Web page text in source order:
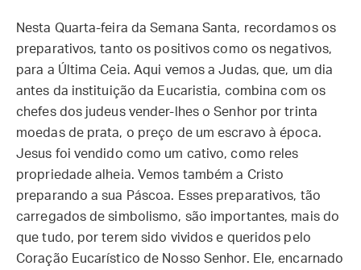
Nesta Quarta-feira da Semana Santa, recordamos os
preparativos, tanto os positivos como os negativos,
para a Última Ceia. Aqui vemos a Judas, que, um dia
antes da instituição da Eucaristia, combina com os
chefes dos judeus vender-lhes o Senhor por trinta
moedas de prata, o preço de um escravo à época.
Jesus foi vendido como um cativo, como reles
propriedade alheia. Vemos também a Cristo
preparando a sua Páscoa. Esses preparativos, tão
carregados de simbolismo, são importantes, mais do
que tudo, por terem sido vividos e queridos pelo
Coração Eucarístico de Nosso Senhor. Ele, encarnado